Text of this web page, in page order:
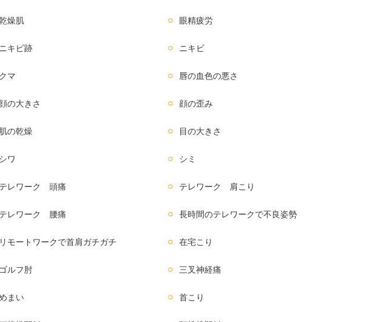
燥肌 眼精疲労
ニキビ跡 ニキビ
クマ 唇の血色の悪さ
顔の大きさ 顔の歪み
肌の乾燥 目の大きさ
シワ シミ
テレワーク 頭痛 テレワーク 肩こり
テレワーク 腰痛 長時間のテレワークで不良姿勢
リモートワークで首肩ガチガチ 在宅こり
ゴルフ肘 三叉神経痛
まい 首こり